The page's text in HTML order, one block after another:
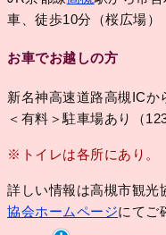
車、徒歩10分（桜広場）
お車でお越しの方
新名神高速道路高槻ICか
＜有料＞駐車場あり（
※トイレは各所にあり。
詳しい情報は高槻市観光
協会ホームページにてご